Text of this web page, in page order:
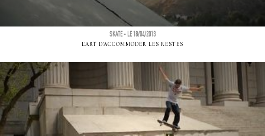
SKATE - LE 18/04/2013
L'ART D'ACCOMMODER LES RESTES